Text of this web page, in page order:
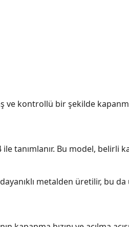
ve kontrollü bir şekilde
tanımlanır. Bu model, belirli
metalden üretilir, bu